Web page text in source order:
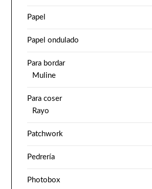
Papel
Papel ondulado
Para bordar
Muline
Para coser
Rayo
Patchwork
Pedrería
Photobox